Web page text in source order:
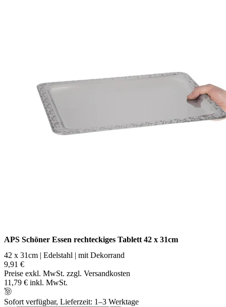
APS Schöner Essen rechteckiges Tablett 42 x 31cm
42 x 31cm | Edelstahl | mit Dekorrand
9,91 €
Preise exkl. MwSt. zzgl. Versandkosten
11,79 € inkl. MwSt.
Sofort verfügbar, Lieferzeit: 1–3 Werktage